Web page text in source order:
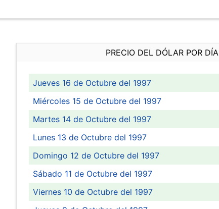
PRECIO DEL DÓLAR POR DÍA
Jueves 16 de Octubre del 1997
Miércoles 15 de Octubre del 1997
Martes 14 de Octubre del 1997
Lunes 13 de Octubre del 1997
Domingo 12 de Octubre del 1997
Sábado 11 de Octubre del 1997
Viernes 10 de Octubre del 1997